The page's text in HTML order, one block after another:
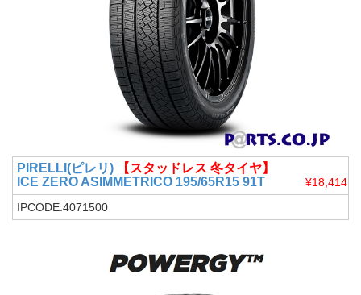
PIRELLI(ピレリ)
【スタッドレス 冬タイヤ】
ICE ZERO ASIMMETRICO 195/65R15 91T
¥18,414
IPCODE:4071500